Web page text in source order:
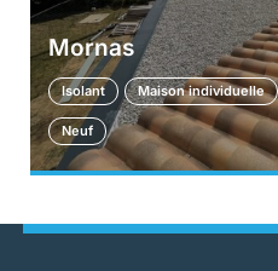
Mornas
Isolant Maison individuelle
Neuf